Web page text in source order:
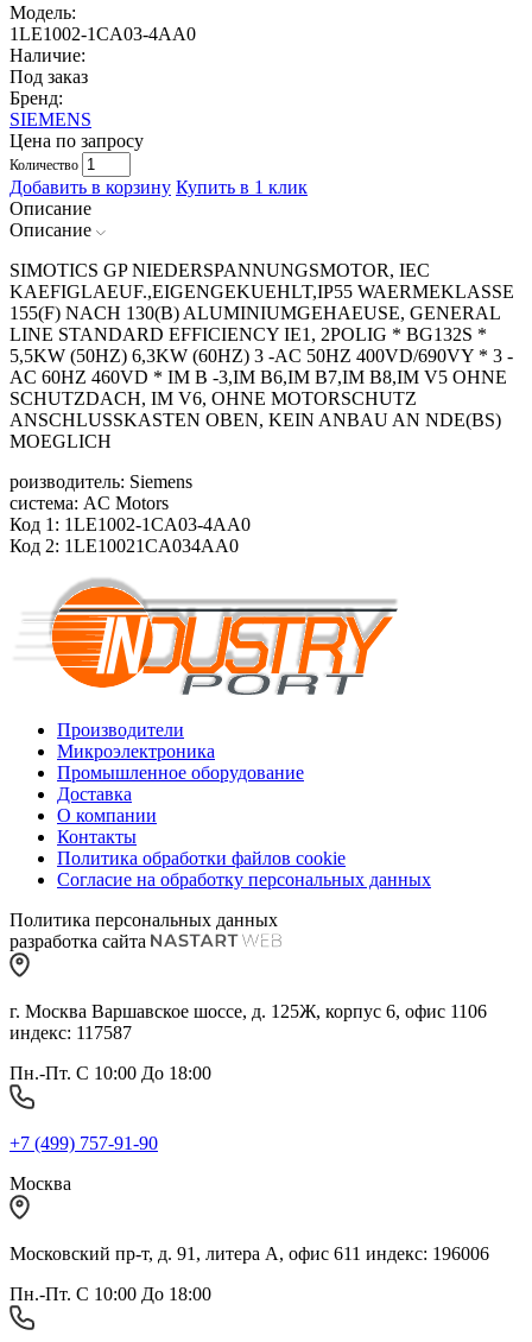
Модель:
1LE1002-1CA03-4AA0
Наличие:
Под заказ
Бренд:
SIEMENS
Цена по запросу
Количество
Добавить в корзину Купить в 1 клик
Описание
Описание
SIMOTICS GP NIEDERSPANNUNGSMOTOR, IEC
KAEFIGLAEUF.,EIGENGEKUEHLT,IP55 WAERMEKLASSE
155(F) NACH 130(B) ALUMINIUMGEHAEUSE, GENERAL
LINE STANDARD EFFICIENCY IE1, 2POLIG * BG132S *
5,5KW (50HZ) 6,3KW (60HZ) 3 -AC 50HZ 400VD/690VY * 3 -
AC 60HZ 460VD * IM B -3,IM B6,IM B7,IM B8,IM V5 OHNE
SCHUTZDACH, IM V6, OHNE MOTORSCHUTZ
ANSCHLUSSKASTEN OBEN, KEIN ANBAU AN NDE(BS)
MOEGLICH
роизводитель: Siemens
система: AC Motors
Код 1: 1LE1002-1CA03-4AA0
Код 2: 1LE10021CA034AA0
Производители
Микроэлектроника
Промышленное оборудование
Доставка
О компании
Контакты
Политика обработки файлов cookie
Согласие на обработку персональных данных
Политика персональных данных
разработка сайта
г. Москва Варшавское шоссе, д. 125Ж, корпус 6, офис 1106
индекс: 117587
Пн.-Пт. С 10:00 До 18:00
+7 (499) 757-91-90
Москва
Московский пр-т, д. 91, литера А, офис 611 индекс: 196006
Пн.-Пт. С 10:00 До 18:00